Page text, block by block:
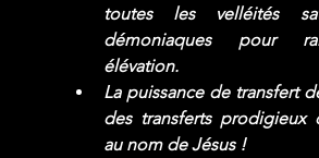
toutes les velléités
démoniaques pour
élévation.
La puissance de transfert
des transferts prodigieux
au nom de Jésus !